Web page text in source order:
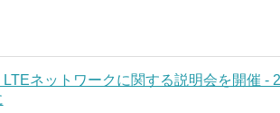
LTEネットワークに関する説明会を開催 -